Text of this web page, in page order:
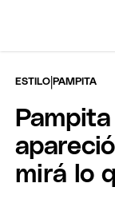
ESTILO |PAMPITA
mirá lo